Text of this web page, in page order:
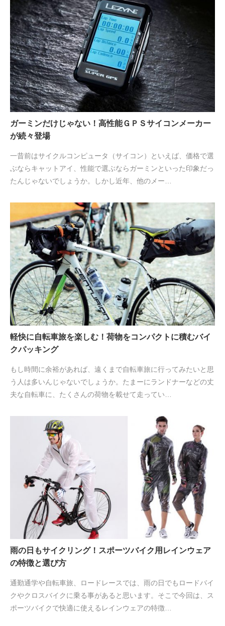
ガーミンだけじゃない！高性能ＧＰＳサイコンメーカー
が続々登場
一昔前はサイクルコンピュータ（サイコン）といえば、価格で選
ぶならキャットアイ、性能で選ぶならガーミンといった印象だっ
たんじゃないでしょうか。しかし近年、他のメー…
軽快に自転車旅を楽しむ！荷物をコンパクトに積むバイ
クパッキング
もし時間に余裕があれば、遠くまで自転車旅に行ってみたいと思
う人は多いんじゃないでしょうか。たまーにランドナーなどの丈
夫な自転車に、たくさんの荷物を載せて走ってい…
雨の日もサイクリング！スポーツバイク用レインウェア
の特徴と選び方
通勤通学や自転車旅、ロードレースでは、雨の日でもロードバイ
クやクロスバイクに乗る事があると思います。そこで今回は、ス
ポーツバイクで快適に使えるレインウェアの特徴…